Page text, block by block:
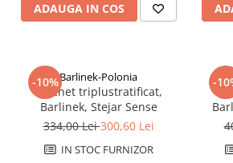
ADAUGA IN COS
-10%Barlinek-Polonia
Parchet triplustratificat,
Barlinek, Stejar Sense
334,00 Lei300,60 Lei
IN STOC FURNIZOR
-